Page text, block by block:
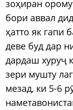
зоҳиран
бори аввал
ҳатто як гапи
деве буд дар
дардаш хуруҷ
зери мушту
мезад, ки 5-6